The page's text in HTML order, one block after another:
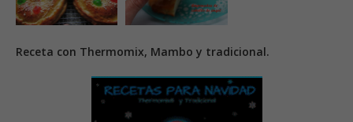
Receta con Thermomix, Mambo y tradicional.